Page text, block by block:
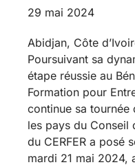
29 mai 2024
Abidjan, Côte
Poursuivant sa
étape réussie au
Formation pour
continue sa tournée
les pays du Conseil
du CERFER a posé
mardi 21 mai 2024,